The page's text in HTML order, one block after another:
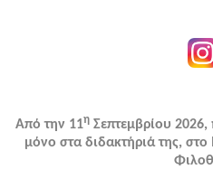
Από την 11η Σεπτεμβρίου 2026,
μόνο στα διδακτήριά της,